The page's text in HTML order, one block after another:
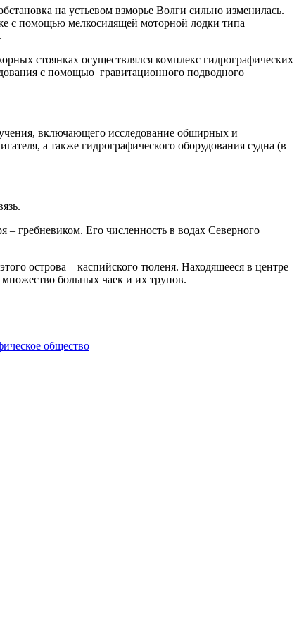
на устьевом взморье Волги сильно изменилась.
с помощью мелкосидящей моторной лодки типа
стоянках осуществлялся комплекс гидрографических
с помощью гравитационного подводного
включающего исследование обширных и
а также гидрографического оборудования судна (в
гребневиком. Его численность в водах Северного
острова – каспийского тюленя. Находящееся в центре
больных чаек и их трупов.
общество